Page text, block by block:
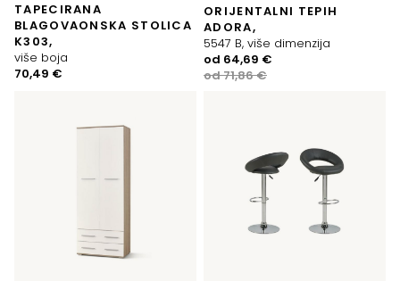
TAPECIRANA
BLAGOVAONSKA STOLICA
K303,
više boja
70,49 €
ORIJENTALNI TEPIH
ADORA,
5547 B, više dimenzija
od71,86€
Izvorna
cijena
od 64,69 €
Trenutna
cijena